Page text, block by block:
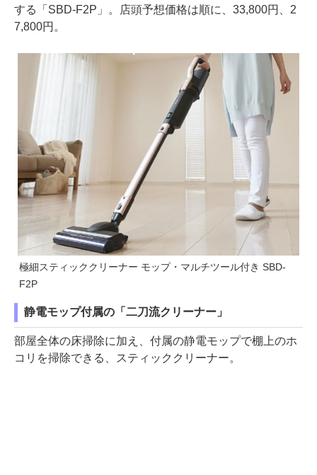
する「SBD-F2P」。店頭予想価格は順に、33,800円、2
7,800円。
極細スティッククリーナー モップ・マルチツール付き SBD-
F2P
静電モップ付属の「二刀流クリーナー」
部屋全体の床掃除に加え、付属の静電モップで棚上のホ
コリを掃除できる、スティッククリーナー。